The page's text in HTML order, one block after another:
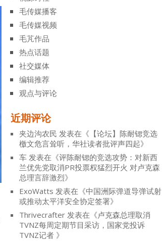
毛传媒播客
毛传媒视频
毛芃作品
热点话题
社交媒体
编辑推荐
观点与评论
近期评论
夹边沟农民 发表在《 【论坛】陈耐锶竞选
檄文危言耸听，华社读者批评声四起》
车 发表在《评陈耐锶的竞选攻势：对新西
兰优先党取消PR投票权猛烈开火 对卢克森
总理言辞激烈》
ExoWatts 发表在《中国洲际弹道导弹试射
或推动太平洋安全协定签署》
Thrivecrafter 发表在《卢克森总理取消
TVNZ每周定期节目采访，国家党投诉
TVNZ记者 》